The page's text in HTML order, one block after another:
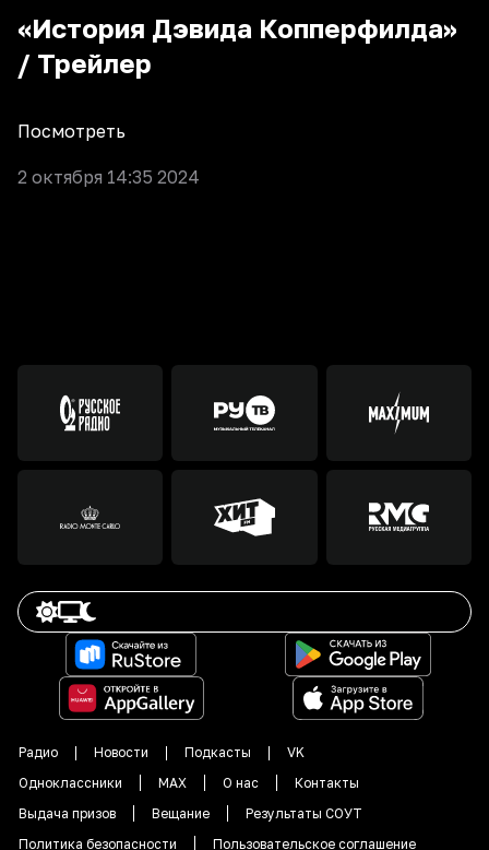
«История Дэвида Копперфилда»
/ Трейлер
Посмотреть
2 октября 14:35 2024
Радио Новости Подкасты
VK
Одноклассники
MAX О нас
Контакты
Выдача призов
Вещание
Результаты СОУТ
Политика безопасности
Пользовательское соглашение